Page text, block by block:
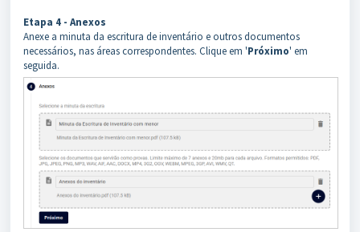
Etapa 4 - Anexos
Anexe a minuta da escritura de inventário e outros documentos
necessários, nas áreas correspondentes. Clique em 'Próximo' em
seguida.